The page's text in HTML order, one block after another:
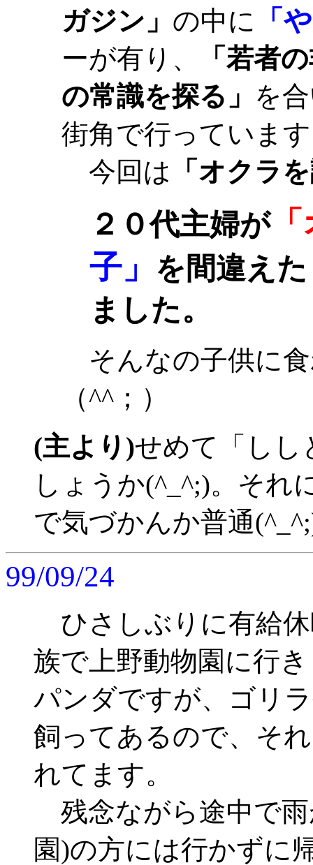
ガジン」 の中に 「
ーが有り、
「若者
の常識を探る」 を
街角で行っていま
今回は 「オクラ
２０代主婦が「
子」
を間違え
ました。
そんなの子供に
（^^；）
(主より)せめて「しし
しょうか(^_^;)。それ
で気づかんか普通
99/09/24
ひさしぶりに有給休
族で上野動物園に行
パンダですが、ゴリ
飼ってあるので、そ
れてます。
残念ながら途中で雨
園)の方には行かずに